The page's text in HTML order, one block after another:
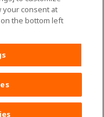
POIN
DISINI
your consent at
the bottom left